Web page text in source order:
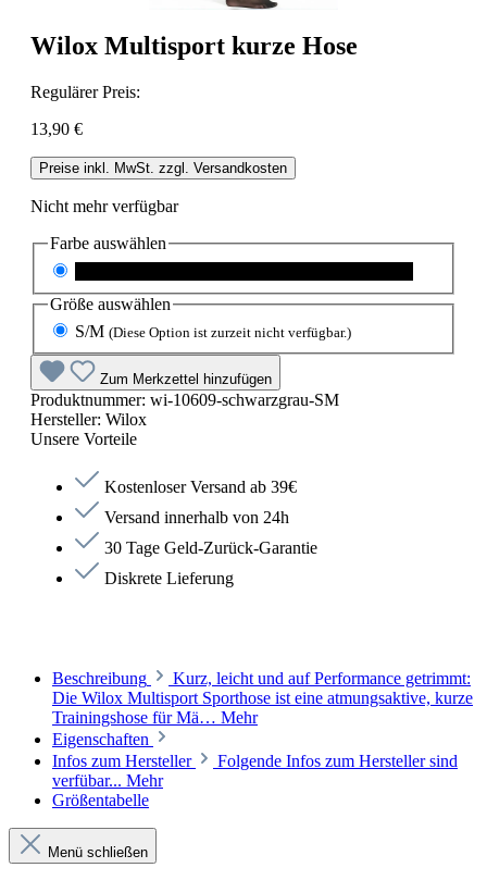
Wilox Multisport kurze Hose
Regulärer Preis:
13,90 €
Preise inkl. MwSt. zzgl. Versandkosten
Nicht mehr verfügbar
Farbe auswählen
Größe auswählen
S/M (Diese Option ist zurzeit nicht verfügbar.)
Zum Merkzettel hinzufügen
Produktnummer: wi-10609-schwarzgrau-SM
Hersteller: Wilox
Unsere Vorteile
Kostenloser Versand ab 39€
Versand innerhalb von 24h
30 Tage Geld-Zurück-Garantie
Diskrete Lieferung
Beschreibung
Kurz, leicht und auf Performance getrimmt:
Die Wilox Multisport Sporthose ist eine atmungsaktive, kurze
Trainingshose für Mä… Mehr
Eigenschaften
Infos zum Hersteller
Folgende Infos zum Hersteller sind
verfübar... Mehr
Größentabelle
Menü schließen